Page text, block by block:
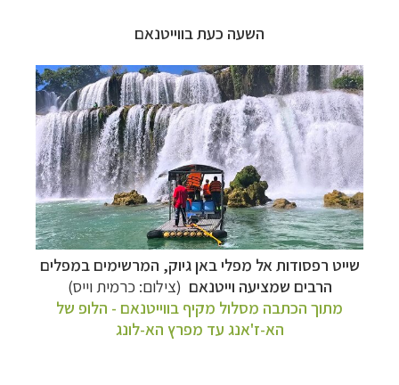
השעה כעת בווייטנאם
שייט רפסודות אל מפלי באן גיוק, המרשימים במפלים
הרבים שמציעה וייטנאם (צילום: כרמית וייס)
מתוך הכתבה מסלול מקיף בווייטנאם - הלופ של
הא-ז'אנג עד מפרץ הא-לונג
תכנוןטיולים למזרח הרחוקלחצו לרשימת יעדים »
תכנוןטיולים לפולינזיה הצרפתיתלחצו לפרטים »
תכנוןטיולים לאוסטרליה וניו זילנד לחצו לרשימת
ההצעות »